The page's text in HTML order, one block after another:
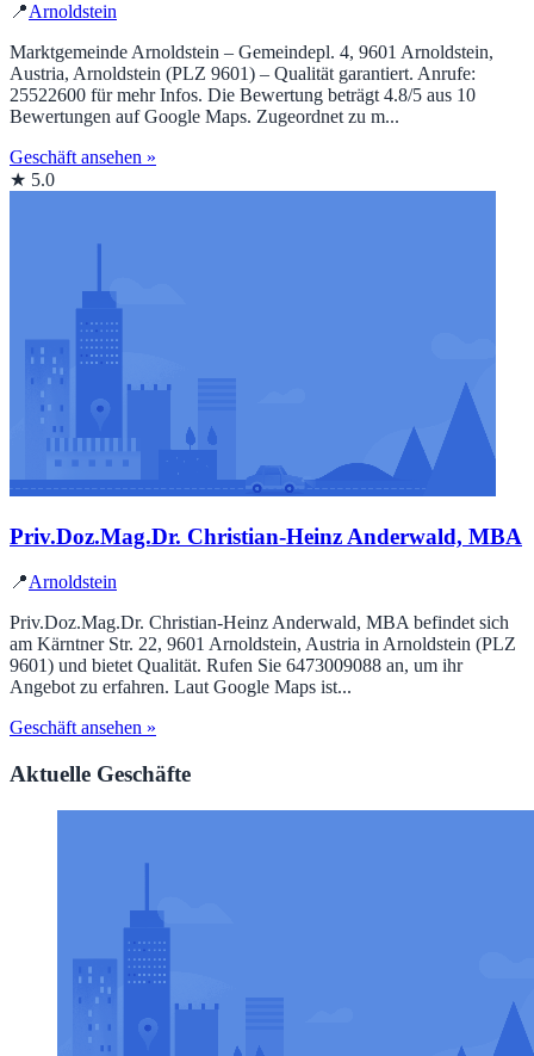
📍Arnoldstein
Marktgemeinde Arnoldstein – Gemeindepl. 4, 9601 Arnoldstein,
Austria, Arnoldstein (PLZ 9601) – Qualität garantiert. Anrufe:
25522600 für mehr Infos. Die Bewertung beträgt 4.8/5 aus 10
Bewertungen auf Google Maps. Zugeordnet zu m...
Geschäft ansehen »
★ 5.0
Priv.Doz.Mag.Dr. Christian-Heinz Anderwald, MBA
📍Arnoldstein
Priv.Doz.Mag.Dr. Christian-Heinz Anderwald, MBA befindet sich
am Kärntner Str. 22, 9601 Arnoldstein, Austria in Arnoldstein (PLZ
9601) und bietet Qualität. Rufen Sie 6473009088 an, um ihr
Angebot zu erfahren. Laut Google Maps ist...
Geschäft ansehen »
Aktuelle Geschäfte